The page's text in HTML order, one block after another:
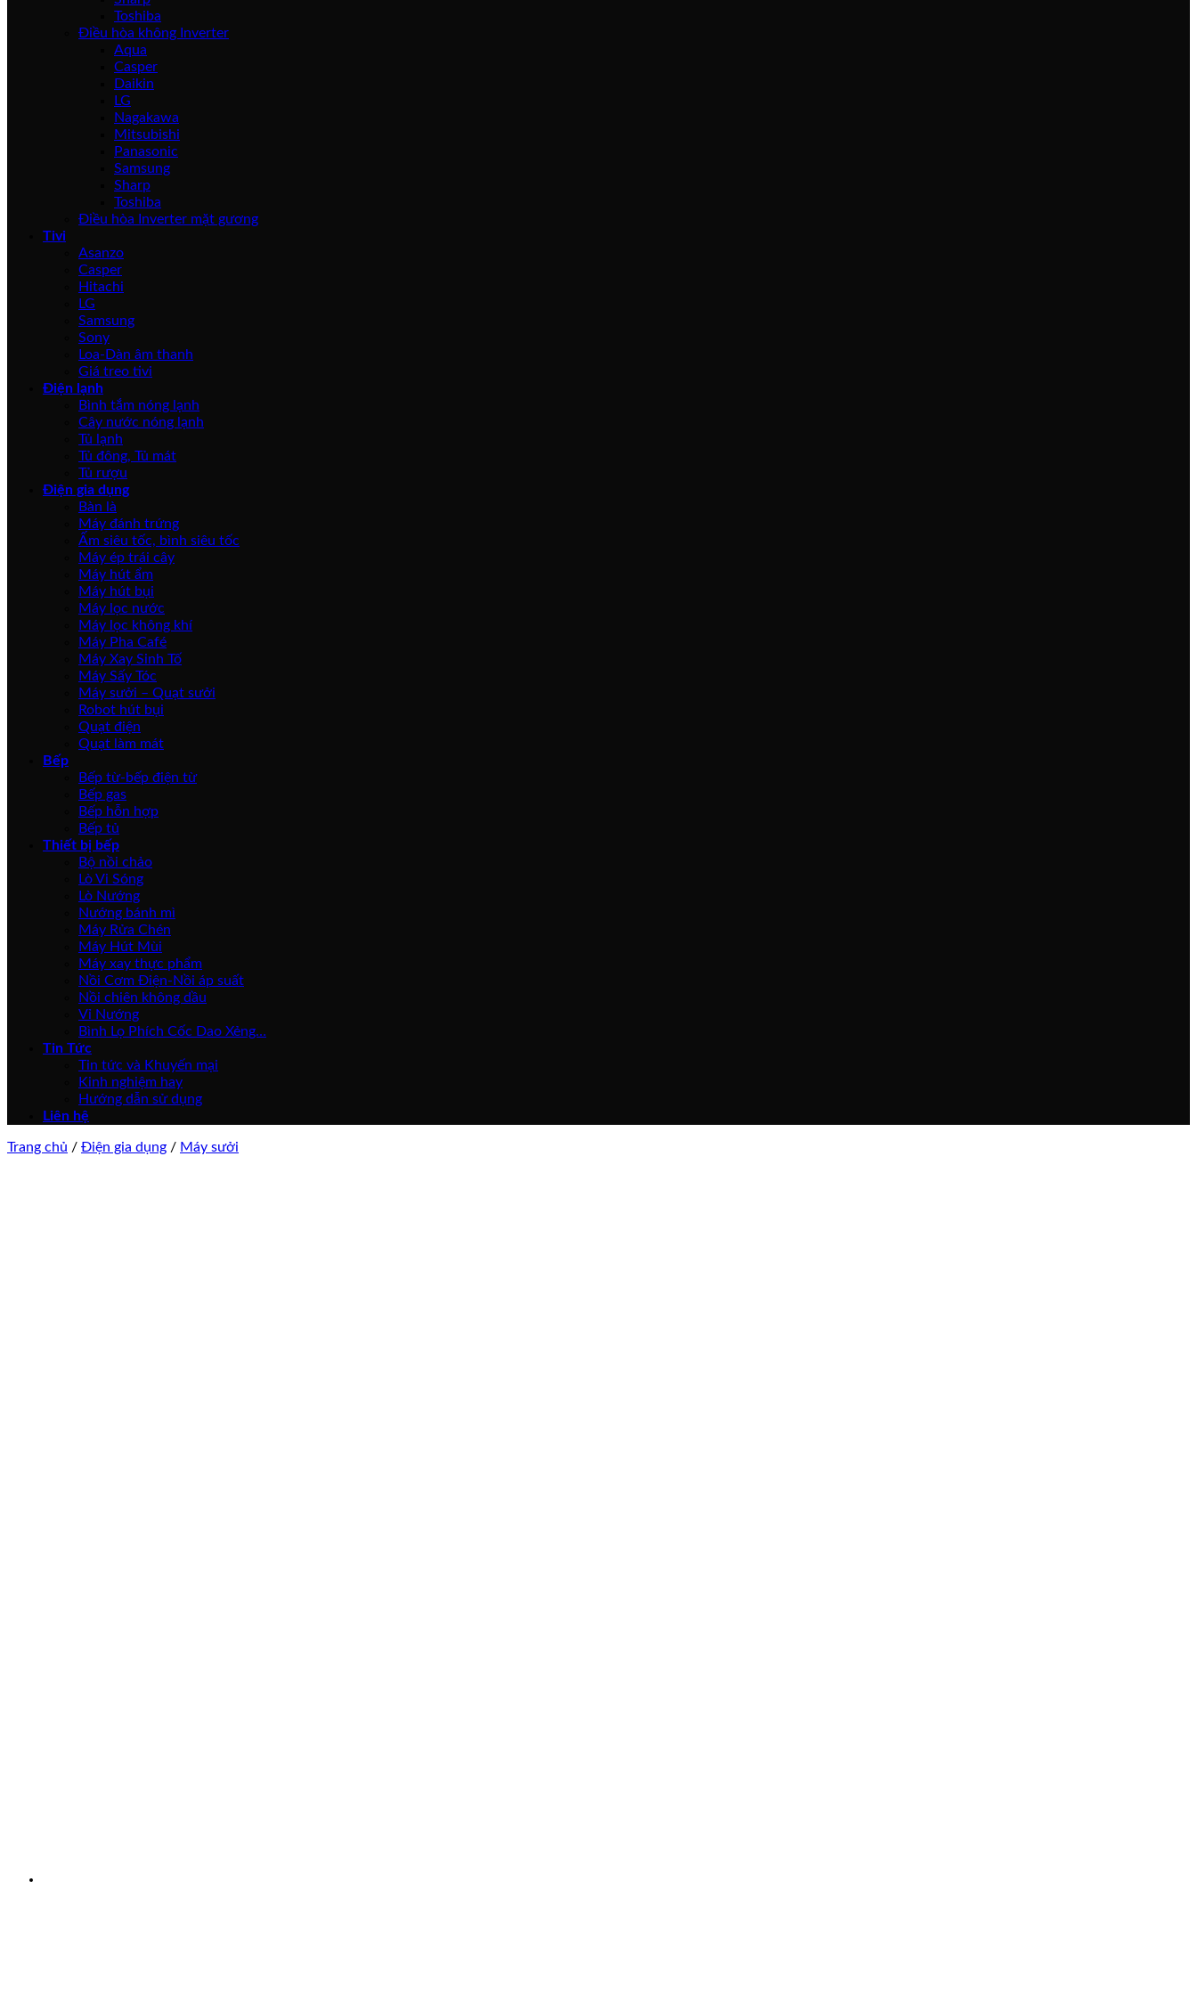
Toshiba
Điều hòa không Inverter
Aqua
Casper
Daikin
LG
Nagakawa
Mitsubishi
Panasonic
Samsung
Sharp
Toshiba
Điều hòa Inverter mặt gương
Tivi
Asanzo
Casper
Hitachi
LG
Samsung
Sony
Loa-Dàn âm thanh
Giá treo tivi
Điện lạnh
Bình tắm nóng lạnh
Cây nước nóng lạnh
Tủ lạnh
Tủ đông, Tủ mát
Tủ rượu
Điện gia dụng
Bàn là
Máy đánh trứng
Ấm siêu tốc, bình siêu tốc
Máy ép trái cây
Máy hút ẩm
Máy hút bụi
Máy lọc nước
Máy lọc không khí
Máy Pha Café
Máy Xay Sinh Tố
Máy Sấy Tóc
Máy sưởi – Quạt sưởi
Robot hút bụi
Quạt điện
Quạt làm mát
Bếp
Bếp từ-bếp điện từ
Bếp gas
Bếp hỗn hợp
Bếp tủ
Thiết bị bếp
Bộ nồi chảo
Lò Vi Sóng
Lò Nướng
Nướng bánh mì
Máy Rửa Chén
Máy Hút Mùi
Máy xay thực phẩm
Nồi Cơm Điện-Nồi áp suất
Nồi chiên không dầu
Vỉ Nướng
Bình Lọ Phích Cốc Dao Xẻng…
Tin Tức
Tin tức và Khuyến mại
Kinh nghiệm hay
Hướng dẫn sử dụng
Liên hệ
Trang chủ / Điện gia dụng / Máy sưởi